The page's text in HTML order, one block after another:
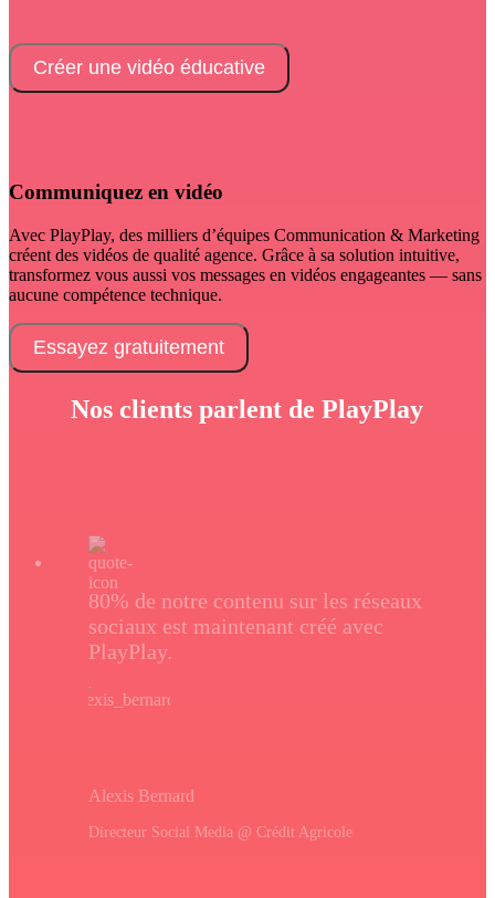
Créer une vidéo éducative
Communiquez en vidéo
Avec PlayPlay, des milliers d’équipes Communication & Marketing
créent des vidéos de qualité agence. Grâce à sa solution intuitive,
transformez vous aussi vos messages en vidéos engageantes — sans
aucune compétence technique.
Essayez gratuitement
Nos clients parlent de PlayPlay
80% de notre contenu sur les réseaux
sociaux est maintenant créé avec
PlayPlay.
Alexis Bernard
Directeur Social Media @ Crédit Agricole